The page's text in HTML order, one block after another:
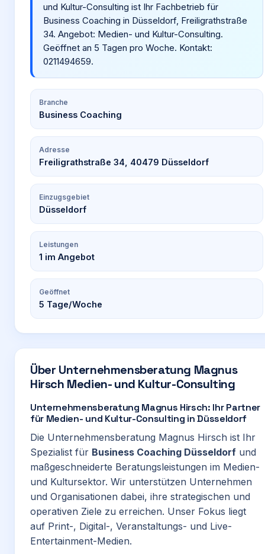
und Kultur-Consulting ist Ihr Fachbetrieb für
Business Coaching in Düsseldorf, Freiligrathstraße
34. Angebot: Medien- und Kultur-Consulting.
Geöffnet an 5 Tagen pro Woche. Kontakt:
0211494659.
Branche
Business Coaching
Adresse
Freiligrathstraße 34, 40479 Düsseldorf
Einzugsgebiet
Düsseldorf
Leistungen
1 im Angebot
Geöffnet
5 Tage/Woche
Über Unternehmensberatung Magnus
Hirsch Medien- und Kultur-Consulting
Unternehmensberatung Magnus Hirsch: Ihr Partner
für Medien- und Kultur-Consulting in Düsseldorf
Die Unternehmensberatung Magnus Hirsch ist Ihr
Spezialist für Business Coaching Düsseldorf und
maßgeschneiderte Beratungsleistungen im Medien-
und Kultursektor. Wir unterstützen Unternehmen
und Organisationen dabei, ihre strategischen und
operativen Ziele zu erreichen. Unser Fokus liegt
auf Print-, Digital-, Veranstaltungs- und Live-
Entertainment-Medien.